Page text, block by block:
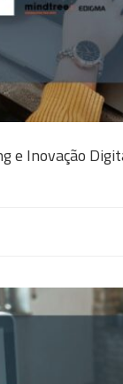
e Inovação